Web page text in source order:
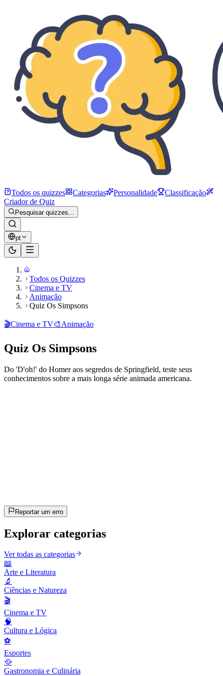
Todos os quizzes Categorias Personalidade
Classificação
Criador de Quiz
Pesquisar quizzes...
pt
Todos os Quizzes
Cinema e TV
Animação
Quiz Os Simpsons
🎬Cinema e TV🎨Animação
Quiz Os Simpsons
Do 'D'oh!' do Homer aos segredos de Springfield, teste seus
conhecimentos sobre a mais longa série animada americana.
Reportar um erro
Explorar categorias
Ver todas as categorias
📖
Arte e Literatura
🔬
Ciências e Natureza
🎬
Cinema e TV
🧠
Cultura e Lógica
⚽
Esportes
🥘
Gastronomia e Culinária